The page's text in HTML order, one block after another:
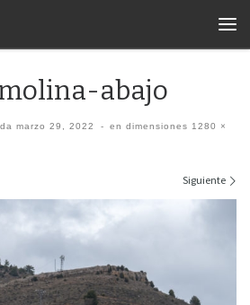
abajo
marzo 29, 2022 - en dimensiones 1280 ×
imágenes Siguiente